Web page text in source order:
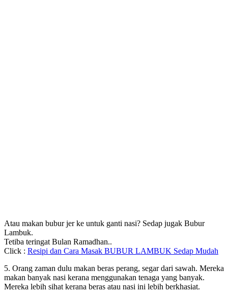
Atau makan bubur jer ke untuk ganti nasi? Sedap jugak Bubur
Lambuk.
Tetiba teringat Bulan Ramadhan..
Click : Resipi dan Cara Masak BUBUR LAMBUK Sedap Mudah
5. Orang zaman dulu makan beras perang, segar dari sawah. Mereka
makan banyak nasi kerana menggunakan tenaga yang banyak.
Mereka lebih sihat kerana beras atau nasi ini lebih berkhasiat.